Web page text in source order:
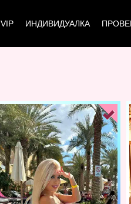
VIP ИНДИВИДУАЛКА